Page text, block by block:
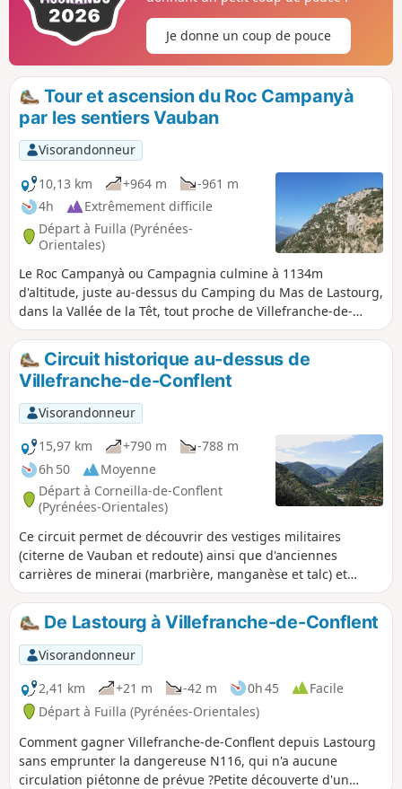
Je donne un coup de pouce
Tour et ascension du Roc Campanyà
par les sentiers Vauban
Visorandonneur
10,13 km
+964 m
-961 m
4h
Extrêmement difficile
Départ à Fuilla (Pyrénées-
Orientales)
Le Roc Campanyà ou Campagnia culmine à 1134m
d'altitude, juste au-dessus du Camping du Mas de Lastourg,
dans la Vallée de la Têt, tout proche de Villefranche-de-
Conflent. Sa silhouette pointue et agressive et le chaos du
massif Sant-Pere sur lequel il est perché, laissent penser
qu'il est inaccessible sans matériel d'escalade... Il n'est est
rien. Avec un bon rythme et un bon sens de l'orientation le
randonneur accédera à son sommet en à peine 3
heures.Bien lire les commentaires avant de s'engager sur
ce circuit. Ne pas hésiter à faire demi-tour . Il existe un
échappatoire au circuit entre (10) et (5) : retour par le Vallon
des Horts, rando décrite ici sur visorando, le point (10) du
présent circuit correspond au point (4) sur l'autre.
Circuit historique au-dessus de
Villefranche-de-Conflent
Visorandonneur
15,97 km
+790 m
-788 m
6h 50
Moyenne
Départ à Corneilla-de-Conflent
(Pyrénées-Orientales)
Ce circuit permet de découvrir des vestiges militaires
(citerne de Vauban et redoute) ainsi que d'anciennes
carrières de minerai (marbrière, manganèse et talc) et
surtout de superbes panoramas sur les vallées de la Têt et
du Cady. On surplombe aussi Villefranche-de-Conflent et le
Fort Libéria. Randonnée sans grande difficulté mais ne pas
sous estimer la longueur.
De Lastourg à Villefranche-de-Conflent
Visorandonneur
2,41 km
+21 m -42 m 0h 45
Facile
Départ à Fuilla (Pyrénées-Orientales)
Comment gagner Villefranche-de-Conflent depuis Lastourg
sans emprunter la dangereuse N116, qui n'a aucune
circulation piétonne de prévue ?Petite découverte d'un